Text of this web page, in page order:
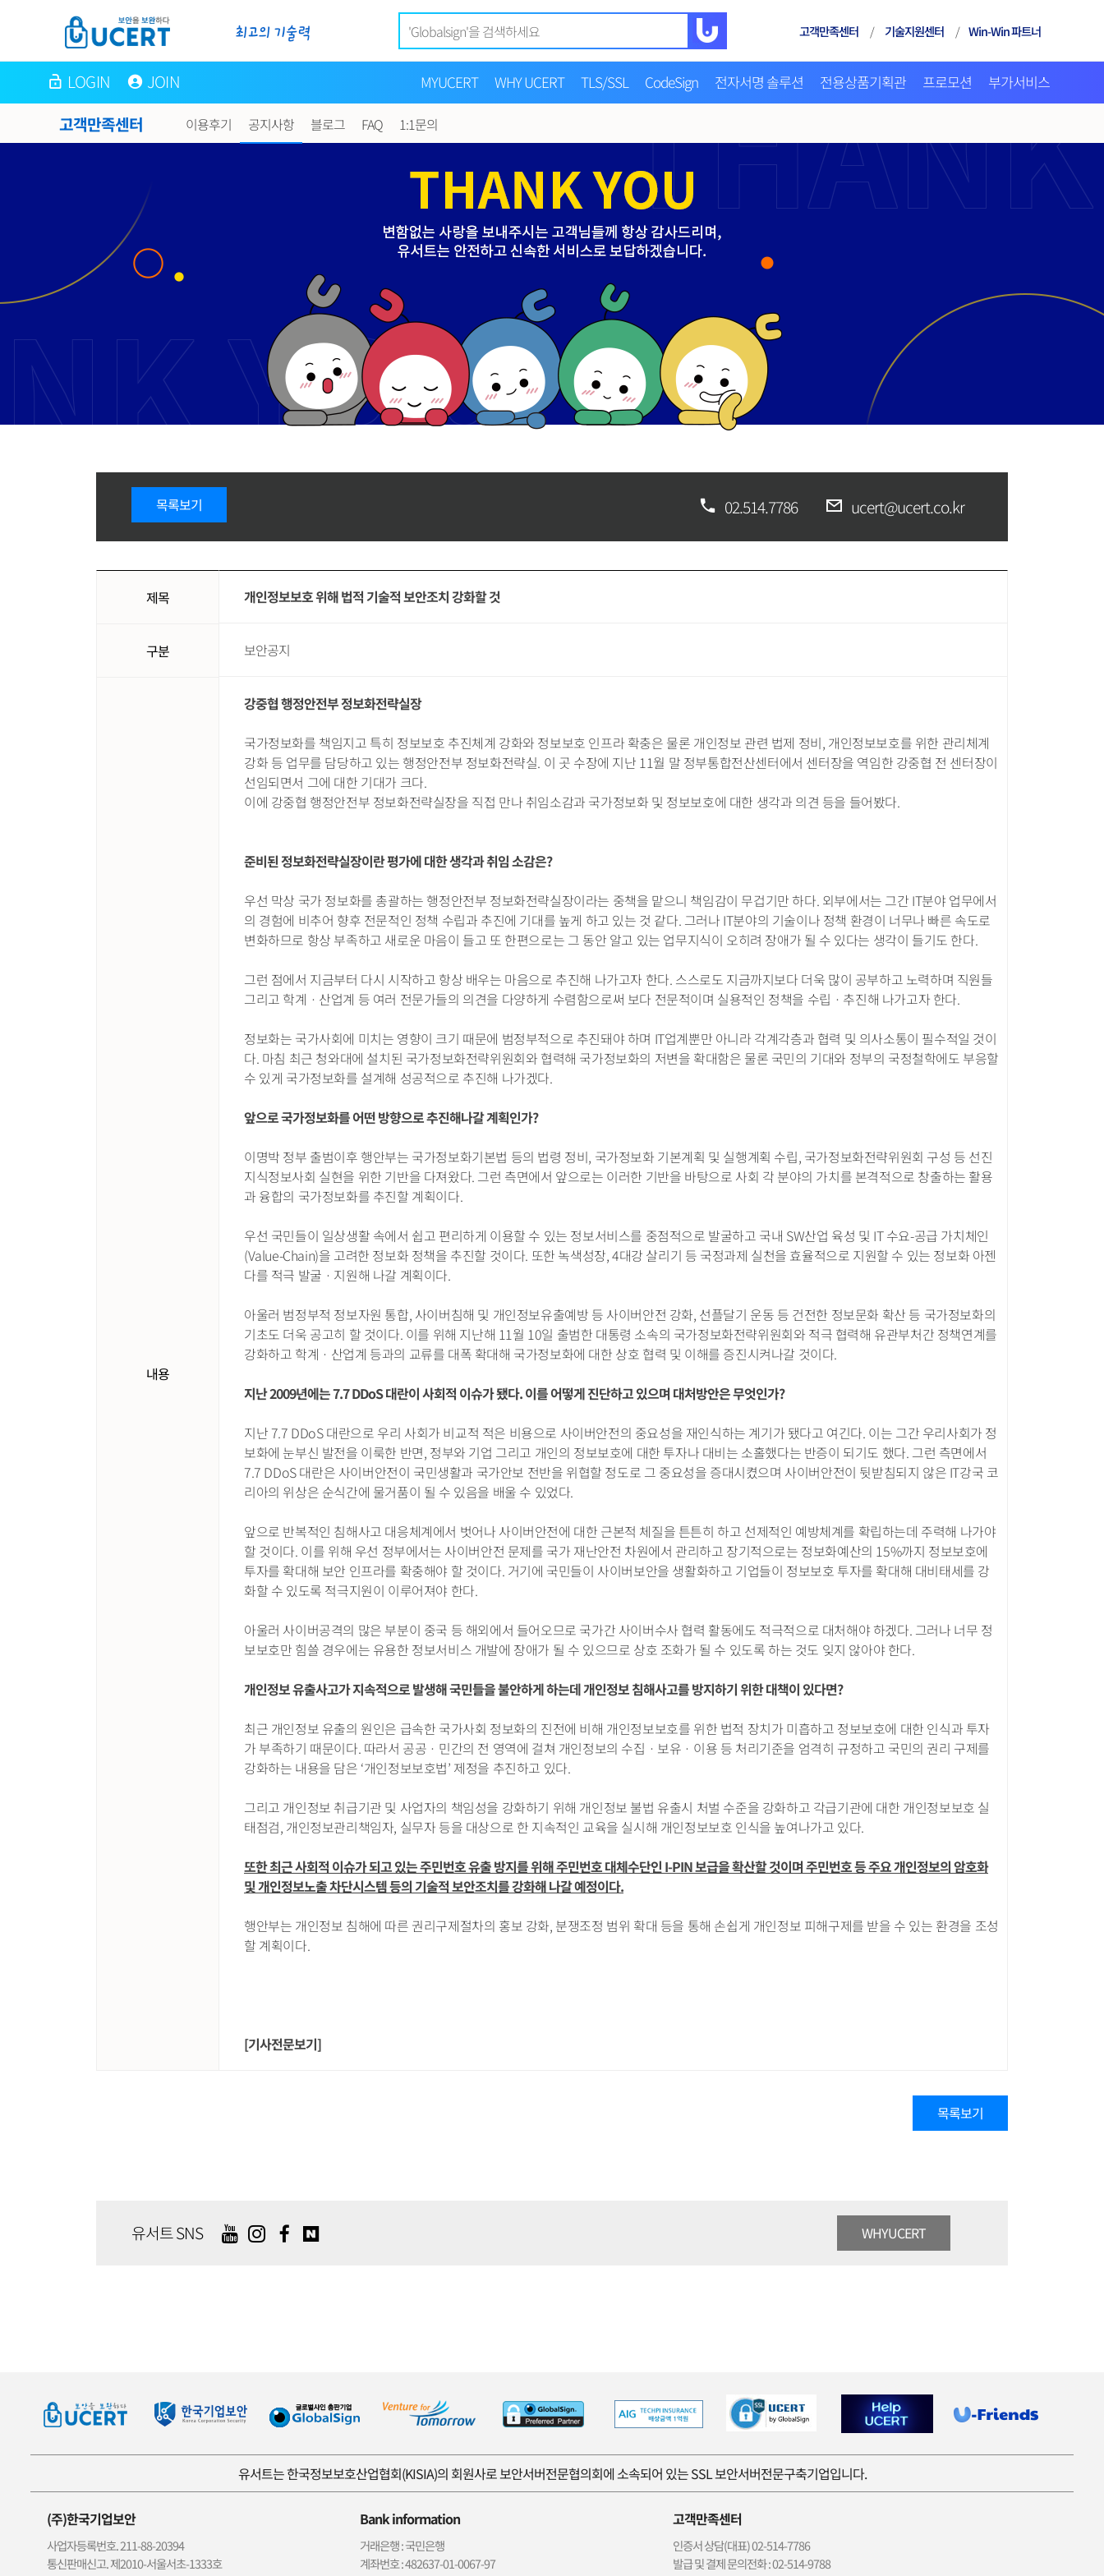
고객만족센터 / 기술지원센터 / Win-Win 파트너
LOGIN JOIN MYUCERT WHY UCERT TLS/SSL CodeSign 전자서명 솔루션 전용상품기획관 프로모션 부가서비스
고객만족센터 이용후기 공지사항 블로그 FAQ 1:1문의
목록보기 02.514.7786 ucert@ucert.co.kr
제목 개인정보보호 위해 법적 기술적 보안조치 강화할 것
구분 보안공지
내용
강중협 행정안전부 정보화전략실장
국가정보화를 책임지고 특히 정보보호 추진체계 강화와 정보보호 인프라 확충은 물론 개인정보 관련 법제 정비, 개인정보보호를 위한 관리체계
강화 등 업무를 담당하고 있는 행정안전부 정보화전략실. 이 곳 수장에 지난 11월 말 정부통합전산센터에서 센터장을 역임한 강중협 전 센터장이
선임되면서 그에 대한 기대가 크다.
이에 강중협 행정안전부 정보화전략실장을 직접 만나 취임소감과 국가정보화 및 정보보호에 대한 생각과 의견 등을 들어봤다.
준비된 정보화전략실장이란 평가에 대한 생각과 취임 소감은?
우선 막상 국가 정보화를 총괄하는 행정안전부 정보화전략실장이라는 중책을 맡으니 책임감이 무겁기만 하다. 외부에서는 그간 IT분야 업무에서
의 경험에 비추어 향후 전문적인 정책 수립과 추진에 기대를 높게 하고 있는 것 같다. 그러나 IT분야의 기술이나 정책 환경이 너무나 빠른 속도로
변화하므로 항상 부족하고 새로운 마음이 들고 또 한편으로는 그 동안 알고 있는 업무지식이 오히려 장애가 될 수 있다는 생각이 들기도 한다.
그런 점에서 지금부터 다시 시작하고 항상 배우는 마음으로 추진해 나가고자 한다. 스스로도 지금까지보다 더욱 많이 공부하고 노력하며 직원들
그리고 학계ㆍ산업계 등 여러 전문가들의 의견을 다양하게 수렴함으로써 보다 전문적이며 실용적인 정책을 수립ㆍ추진해 나가고자 한다.
정보화는 국가사회에 미치는 영향이 크기 때문에 범정부적으로 추진돼야 하며 IT업계뿐만 아니라 각계각층과 협력 및 의사소통이 필수적일 것이
다. 마침 최근 청와대에 설치된 국가정보화전략위원회와 협력해 국가정보화의 저변을 확대함은 물론 국민의 기대와 정부의 국정철학에도 부응할
수 있게 국가정보화를 설계해 성공적으로 추진해 나가겠다.
앞으로 국가정보화를 어떤 방향으로 추진해나갈 계획인가?
이명박 정부 출범이후 행안부는 국가정보화기본법 등의 법령 정비, 국가정보화 기본계획 및 실행계획 수립, 국가정보화전략위원회 구성 등 선진
지식정보사회 실현을 위한 기반을 다져왔다. 그런 측면에서 앞으로는 이러한 기반을 바탕으로 사회 각 분야의 가치를 본격적으로 창출하는 활용
과 융합의 국가정보화를 추진할 계획이다.
우선 국민들이 일상생활 속에서 쉽고 편리하게 이용할 수 있는 정보서비스를 중점적으로 발굴하고 국내 SW산업 육성 및 IT 수요-공급 가치체인
(Value-Chain)을 고려한 정보화 정책을 추진할 것이다. 또한 녹색성장, 4대강 살리기 등 국정과제 실천을 효율적으로 지원할 수 있는 정보화 아젠
다를 적극 발굴ㆍ지원해 나갈 계획이다.
아울러 범정부적 정보자원 통합, 사이버침해 및 개인정보유출예방 등 사이버안전 강화, 선플달기 운동 등 건전한 정보문화 확산 등 국가정보화의
기초도 더욱 공고히 할 것이다. 이를 위해 지난해 11월 10일 출범한 대통령 소속의 국가정보화전략위원회와 적극 협력해 유관부처간 정책연계를
강화하고 학계ㆍ산업계 등과의 교류를 대폭 확대해 국가정보화에 대한 상호 협력 및 이해를 증진시켜나갈 것이다.
지난 2009년에는 7.7 DDoS 대란이 사회적 이슈가 됐다. 이를 어떻게 진단하고 있으며 대처방안은 무엇인가?
지난 7.7 DDoS 대란으로 우리 사회가 비교적 적은 비용으로 사이버안전의 중요성을 재인식하는 계기가 됐다고 여긴다. 이는 그간 우리사회가 정
보화에 눈부신 발전을 이룩한 반면, 정부와 기업 그리고 개인의 정보보호에 대한 투자나 대비는 소홀했다는 반증이 되기도 했다. 그런 측면에서
7.7 DDoS 대란은 사이버안전이 국민생활과 국가안보 전반을 위협할 정도로 그 중요성을 증대시켰으며 사이버안전이 뒷받침되지 않은 IT강국 코
리아의 위상은 순식간에 물거품이 될 수 있음을 배울 수 있었다.
앞으로 반복적인 침해사고 대응체계에서 벗어나 사이버안전에 대한 근본적 체질을 튼튼히 하고 선제적인 예방체계를 확립하는데 주력해 나가야
할 것이다. 이를 위해 우선 정부에서는 사이버안전 문제를 국가 재난안전 차원에서 관리하고 장기적으로는 정보화예산의 15%까지 정보보호에
투자를 확대해 보안 인프라를 확충해야 할 것이다. 거기에 국민들이 사이버보안을 생활화하고 기업들이 정보보호 투자를 확대해 대비태세를 강
화할 수 있도록 적극지원이 이루어져야 한다.
아울러 사이버공격의 많은 부분이 중국 등 해외에서 들어오므로 국가간 사이버수사 협력 활동에도 적극적으로 대처해야 하겠다. 그러나 너무 정
보보호만 힘쓸 경우에는 유용한 정보서비스 개발에 장애가 될 수 있으므로 상호 조화가 될 수 있도록 하는 것도 잊지 않아야 한다.
개인정보 유출사고가 지속적으로 발생해 국민들을 불안하게 하는데 개인정보 침해사고를 방지하기 위한 대책이 있다면?
최근 개인정보 유출의 원인은 급속한 국가사회 정보화의 진전에 비해 개인정보보호를 위한 법적 장치가 미흡하고 정보보호에 대한 인식과 투자
가 부족하기 때문이다. 따라서 공공ㆍ민간의 전 영역에 걸쳐 개인정보의 수집ㆍ보유ㆍ이용 등 처리기준을 엄격히 규정하고 국민의 권리 구제를
강화하는 내용을 담은 ‘개인정보보호법’ 제정을 추진하고 있다.
그리고 개인정보 취급기관 및 사업자의 책임성을 강화하기 위해 개인정보 불법 유출시 처벌 수준을 강화하고 각급기관에 대한 개인정보보호 실
태점검, 개인정보관리책임자, 실무자 등을 대상으로 한 지속적인 교육을 실시해 개인정보보호 인식을 높여나가고 있다.
또한 최근 사회적 이슈가 되고 있는 주민번호 유출 방지를 위해 주민번호 대체수단인 I-PIN 보급을 확산할 것이며 주민번호 등 주요 개인정보의 암호화
및 개인정보노출 차단시스템 등의 기술적 보안조치를 강화해 나갈 예정이다.
행안부는 개인정보 침해에 따른 권리구제절차의 홍보 강화, 분쟁조정 범위 확대 등을 통해 손쉽게 개인정보 피해구제를 받을 수 있는 환경을 조성
할 계획이다.
[기사전문보기]
목록보기
유서트 SNS WHYUCERT
유서트는 한국정보보호산업협회(KISIA)의 회원사로 보안서버전문협의회에 소속되어 있는 SSL 보안서버전문구축기업입니다.
(주)한국기업보안
사업자등록번호. 211-88-20394
통신판매신고. 제2010-서울서초-1333호
Bank information
거래은행 : 국민은행
계좌번호 : 482637-01-0067-97
고객만족센터
인증서 상담(대표) 02-514-7786
발급 및 결제 문의전화 : 02-514-9788